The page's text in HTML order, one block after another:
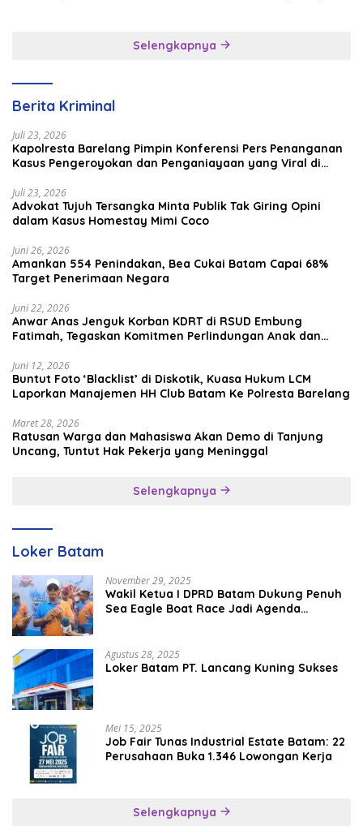
Selengkapnya
Berita Kriminal
Juli 23, 2026
Kapolresta Barelang Pimpin Konferensi Pers Penanganan
Kasus Pengeroyokan dan Penganiayaan yang Viral di
Juli 23, 2026
Advokat Tujuh Tersangka Minta Publik Tak Giring Opini
dalam Kasus Homestay Mimi Coco
Juni 26, 2026
Amankan 554 Penindakan, Bea Cukai Batam Capai 68%
Target Penerimaan Negara
Juni 22, 2026
Anwar Anas Jenguk Korban KDRT di RSUD Embung
Fatimah, Tegaskan Komitmen Perlindungan Anak dan
Juni 12, 2026
Buntut Foto ‘Blacklist’ di Diskotik, Kuasa Hukum LCM
Laporkan Manajemen HH Club Batam Ke Polresta Barelang
Maret 28, 2026
Ratusan Warga dan Mahasiswa Akan Demo di Tanjung
Uncang, Tuntut Hak Pekerja yang Meninggal
Selengkapnya
Loker Batam
November 29, 2025
Wakil Ketua I DPRD Batam Dukung Penuh
Sea Eagle Boat Race Jadi Agenda
Agustus 28, 2025
Loker Batam PT. Lancang Kuning Sukses
Mei 15, 2025
Job Fair Tunas Industrial Estate Batam: 22
Perusahaan Buka 1.346 Lowongan Kerja
Selengkapnya